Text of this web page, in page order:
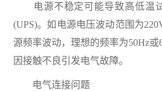
电源不稳定可能导致高低温试
(UPS)。如电源电压波动范围为
源频率波动，理想的频率为50Hz
因接触不良引发电气故障。
电气连接问题